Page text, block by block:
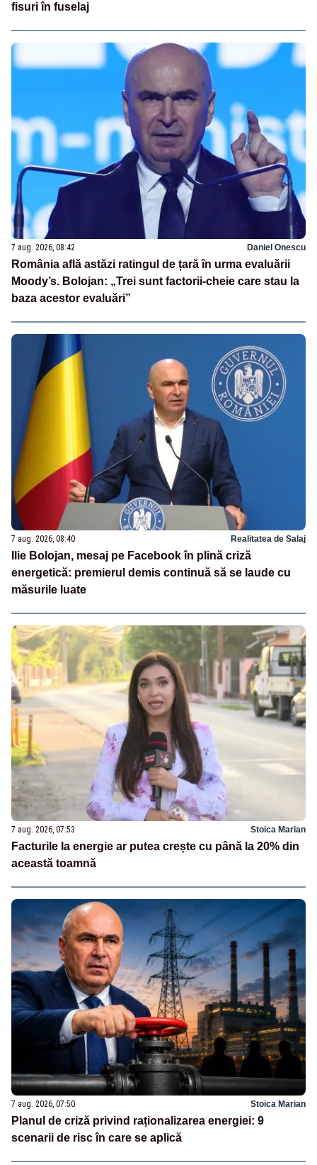
fisuri în fuselaj
7 aug. 2026, 08:42 Daniel Onescu
România află astăzi ratingul de țară în urma evaluării
Moody’s. Bolojan: „Trei sunt factorii-cheie care stau la
baza acestor evaluări”
7 aug. 2026, 08:40 Realitatea de Salaj
Ilie Bolojan, mesaj pe Facebook în plină criză
energetică: premierul demis continuă să se laude cu
măsurile luate
7 aug. 2026, 07:53 Stoica Marian
Facturile la energie ar putea crește cu până la 20% din
această toamnă
7 aug. 2026, 07:50 Stoica Marian
Planul de criză privind raționalizarea energiei: 9
scenarii de risc în care se aplică